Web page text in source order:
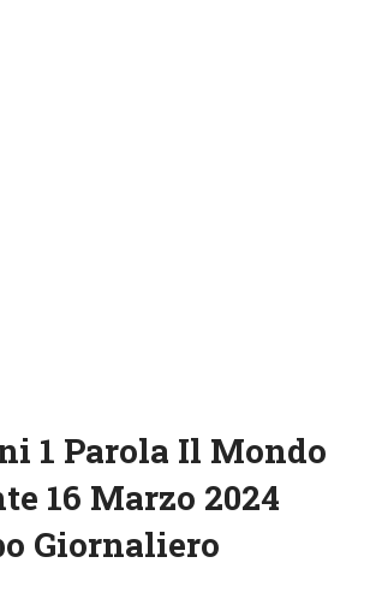
1 Parola Il Mondo
16 Marzo 2024
Giornaliero